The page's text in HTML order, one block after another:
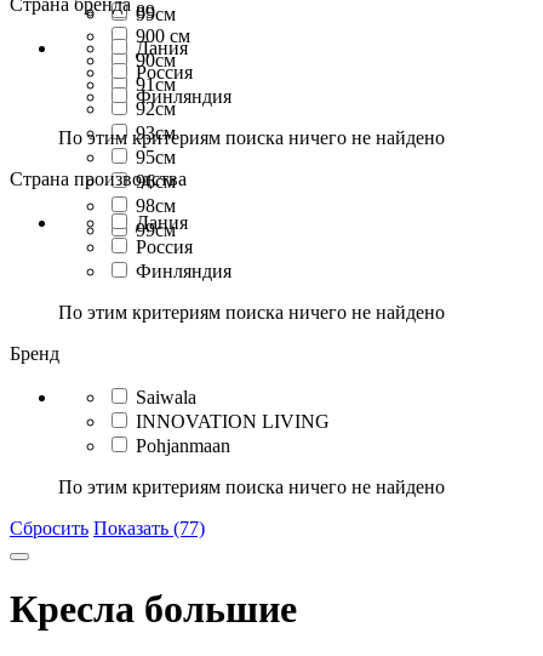
99см
89
900 см
90см
91см
92см
93см
95см
96см
98см
99см
Страна бренда
Дания
Россия
Финляндия
По этим критериям поиска ничего не найдено
Страна производства
Дания
Россия
Финляндия
По этим критериям поиска ничего не найдено
Бренд
Saiwala
INNOVATION LIVING
Pohjanmaan
По этим критериям поиска ничего не найдено
Сбросить Показать (77)
Кресла большие